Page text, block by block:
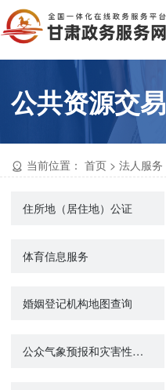
公共资源交易
当前位置： 首页 >法人服务
住所地（居住地）公证
体育信息服务
婚姻登记机构地图查询
公众气象预报和灾害性天气警报